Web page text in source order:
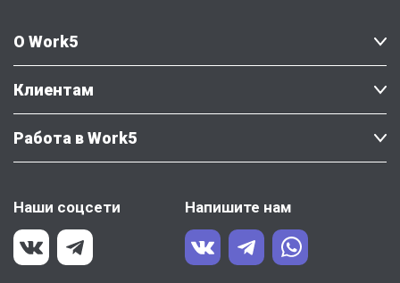
О Work5
Клиентам
Работа в Work5
Наши соцсети Напишите нам